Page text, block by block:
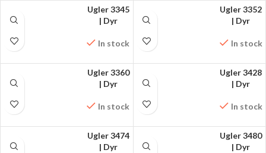
FÅ MØNSTRET PÅ
Ugler 3345
| Dyr
In stock
FÅ MØNSTRET PÅ
Ugler 3352
| Dyr
In stock
FÅ MØNSTRET PÅ
Ugler 3360
| Dyr
In stock
FÅ MØNSTRET PÅ
Ugler 3428
| Dyr
In stock
FÅ MØNSTRET PÅ
Ugler 3474
| Dyr
FÅ MØNSTRET PÅ
Ugler 3480
| Dyr